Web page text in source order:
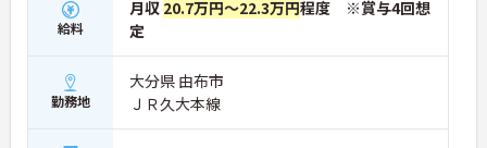
給料
月収 20.7万円～22.3万円程度 ※賞与4回想
定
勤務地
大分県 由布市
ＪＲ久大本線